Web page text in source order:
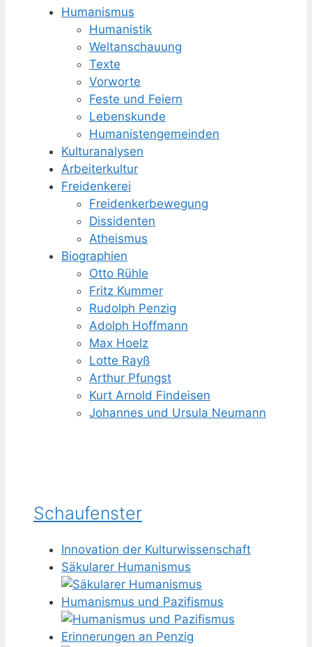
Humanismus
Humanistik
Weltanschauung
Texte
Vorworte
Feste und Feiern
Lebenskunde
Humanisten­gemeinden
Kulturanalysen
Arbeiterkultur
Freidenkerei
Freidenker­bewegung
Dissidenten
Atheismus
Biographien
Otto Rühle
Fritz Kummer
Rudolph Penzig
Adolph Hoffmann
Max Hoelz
Lotte Rayß
Arthur Pfungst
Kurt Arnold Findeisen
Johannes und Ursula Neumann
Schaufenster
Innovation der Kulturwissenschaft
Säkularer Humanismus
Humanismus und Pazifismus
Erinnerungen an Penzig